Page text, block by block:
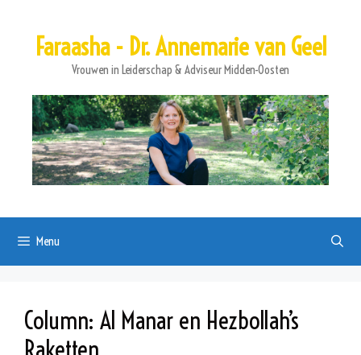
Faraasha - Dr. Annemarie van Geel
Vrouwen in Leiderschap & Adviseur Midden-Oosten
Menu
Column: Al Manar en Hezbollah’s